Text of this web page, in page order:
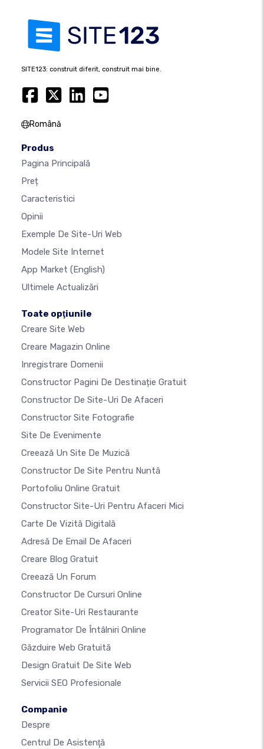
SITE123: construit diferit, construit mai bine.
Română
Produs
Pagina Principală
Preț
Caracteristici
Opinii
Exemple De Site-Uri Web
Modele Site Internet
App Market (English)
Ultimele Actualizări
Toate opţiunile
Creare Site Web
Creare Magazin Online
Inregistrare Domenii
Constructor Pagini De Destinație Gratuit
Constructor De Site-Uri De Afaceri
Constructor Site Fotografie
Site De Evenimente
Creează Un Site De Muzică
Constructor De Site Pentru Nuntă
Portofoliu Online Gratuit
Constructor Site-Uri Pentru Afaceri Mici
Carte De Vizită Digitală
Adresă De Email De Afaceri
Creare Blog Gratuit
Creează Un Forum
Constructor De Cursuri Online
Creator Site-Uri Restaurante
Programator De Întâlniri Online
Găzduire Web Gratuită
Design Gratuit De Site Web
Servicii SEO Profesionale
Companie
Despre
Centrul De Asistenţă